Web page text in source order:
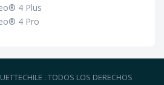
4 Plus
4 Pro
. TODOS LOS DERECHOS